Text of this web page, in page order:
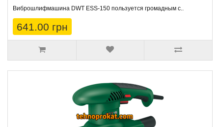
Виброшлифмашина DWT ESS-150 пользуется громадным с..
641.00 грн